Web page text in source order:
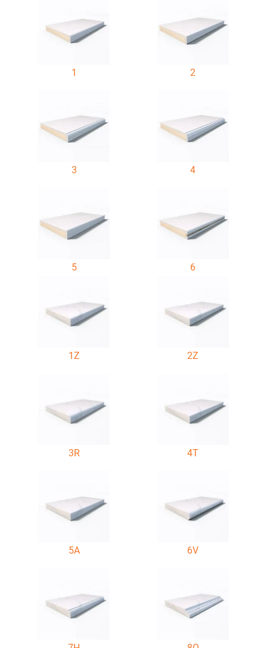
1 2
3 4
5 6
1Z 2Z
3R 4T
5A 6V